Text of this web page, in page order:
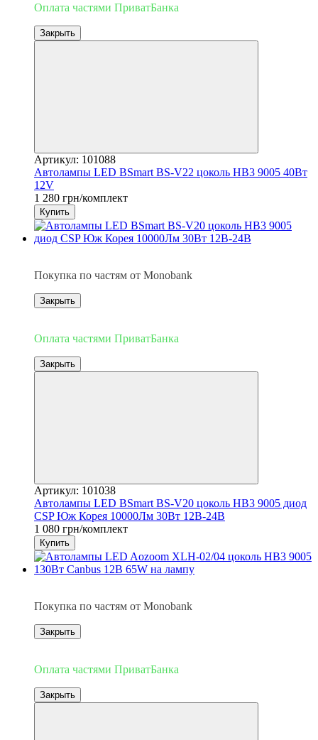
Оплата частями ПриватБанка
Закрыть
Артикул: 101088
Автолампы LED BSmart BS-V22 цоколь HB3 9005 40Вт
12V
1 280 грн/комплект
Купить
Покупка по частям от Monobank
Закрыть
Оплата частями ПриватБанка
Закрыть
Артикул: 101038
Автолампы LED BSmart BS-V20 цоколь HB3 9005 диод
CSP Юж Корея 10000Лм 30Вт 12В-24В
1 080 грн/комплект
Купить
Покупка по частям от Monobank
Закрыть
Оплата частями ПриватБанка
Закрыть